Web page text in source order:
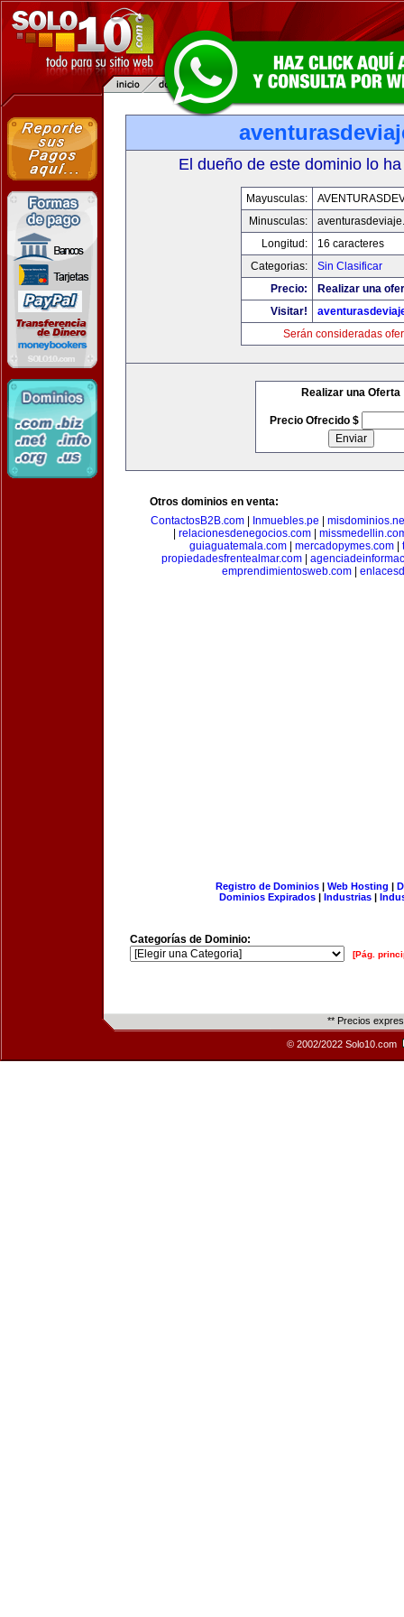
El dueño de este dominio lo
Mayusculas:
Minusculas:
Longitud:
16 caracteres
Categorias:
Sin Clasificar
Precio:
Realizar una
Visitar!
Serán consideradas
Realizar una Oferta
Precio Ofrecido $
Otros dominios en venta:
ContactosB2B.com
Inmuebles.pe
relacionesdenegocios.com|
guiaguatemala.com
mercadopymes.com
propiedadesfrentealmar.com
emprendimientosweb.com
Registro de Dominios| Web Hosting |
Dominios Expirados | Industrias |
Categorías de Dominio:
[Pág.
** Precios
© 2002/2022 Solo10.com